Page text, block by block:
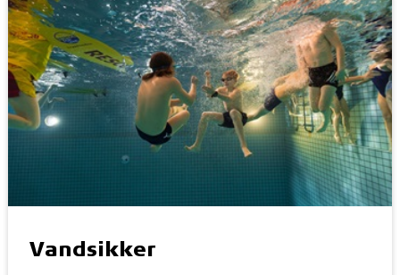
Vandsikker